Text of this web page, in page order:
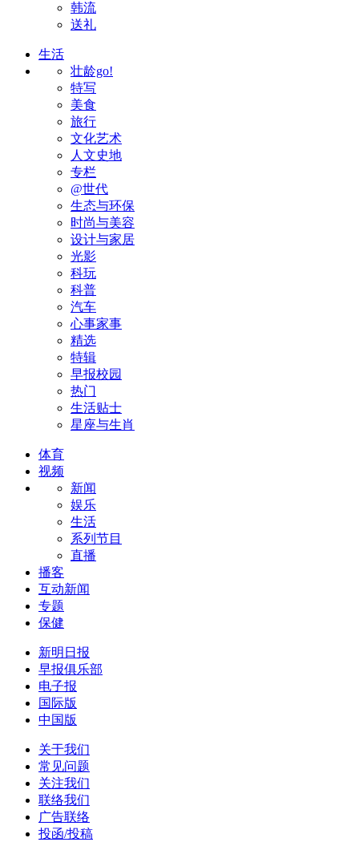
韩流
送礼
生活
壮龄go!
特写
美食
旅行
文化艺术
人文史地
专栏
@世代
生态与环保
时尚与美容
设计与家居
光影
科玩
科普
汽车
心事家事
精选
特辑
早报校园
热门
生活贴士
星座与生肖
体育
视频
新闻
娱乐
生活
系列节目
直播
播客
互动新闻
专题
保健
新明日报
早报俱乐部
电子报
国际版
中国版
关于我们
常见问题
关注我们
联络我们
广告联络
投函/投稿